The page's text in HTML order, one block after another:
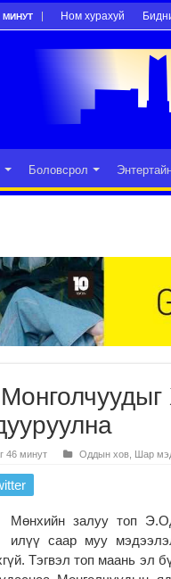
МИНУТ Ном хурахуй
Боловсрол
46 минут Оддын хов Шар
Мөнхийн залуу топ
илүү саар муу
Тэгвэл топ маань эл